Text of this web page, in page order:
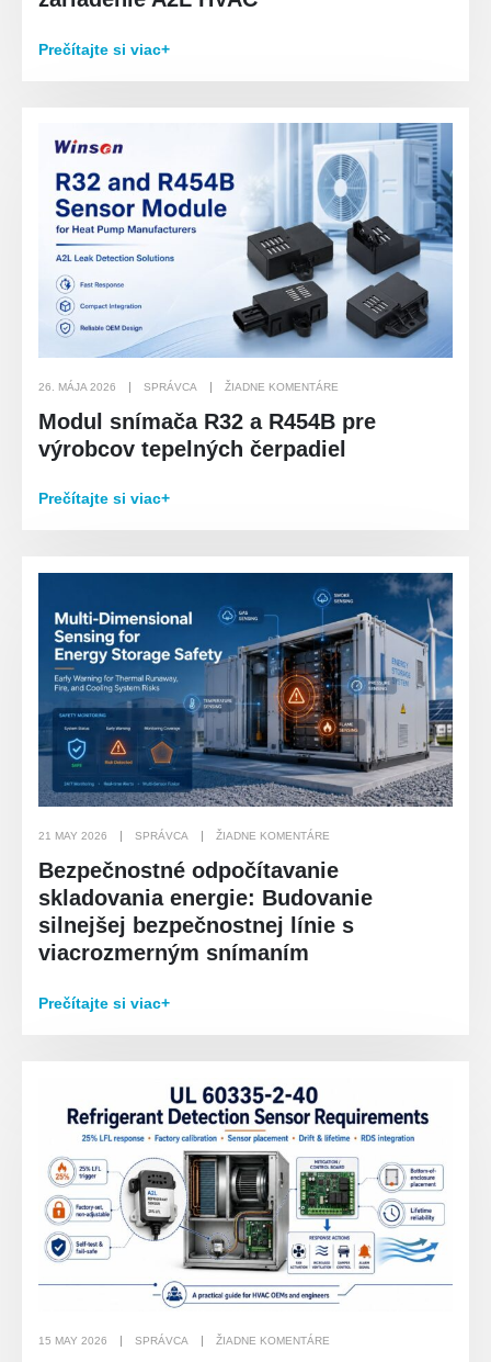
Prečítajte si viac+
26. MÁJA 2026 SPRÁVCA ŽIADNE KOMENTÁRE
Modul snímača R32 a R454B pre
výrobcov tepelných čerpadiel
Prečítajte si viac+
21 MAY 2026 SPRÁVCA ŽIADNE KOMENTÁRE
Bezpečnostné odpočítavanie
skladovania energie: Budovanie
silnejšej bezpečnostnej línie s
viacrozmerným snímaním
Prečítajte si viac+
15 MAY 2026 SPRÁVCA ŽIADNE KOMENTÁRE